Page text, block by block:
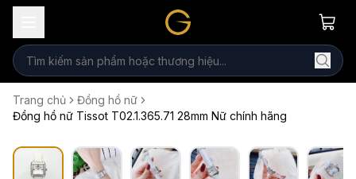
Trang chủ
Đồng hồ nữ
Đồng hồ nữ Tissot T02.1.365.71 28mm Nữ chính hãng